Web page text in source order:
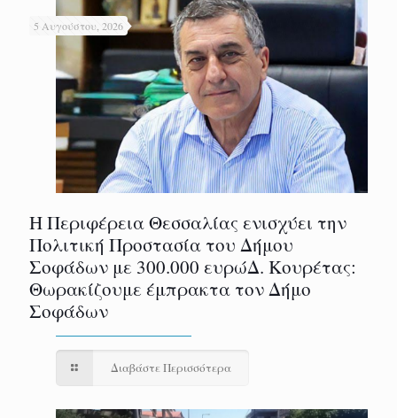
5 Αυγούστου, 2026
Η Περιφέρεια Θεσσαλίας ενισχύει την
Πολιτική Προστασία του Δήμου
Σοφάδων με 300.000 ευρώΔ. Κουρέτας:
Θωρακίζουμε έμπρακτα τον Δήμο
Σοφάδων
Διαβάστε Περισσότερα